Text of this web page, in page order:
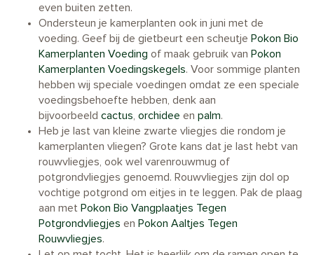
even buiten zetten.
Ondersteun je kamerplanten ook in juni met de
voeding. Geef bij de gietbeurt een scheutje Pokon Bio
Kamerplanten Voeding of maak gebruik van Pokon
Kamerplanten Voedingskegels. Voor sommige planten
hebben wij speciale voedingen omdat ze een speciale
voedingsbehoefte hebben, denk aan
bijvoorbeeld cactus orchidee en palm.
Heb je last van kleine zwarte vliegjes die rondom je
kamerplanten vliegen? Grote kans dat je last hebt van
rouwvliegjes, ook wel varenrouwmug of
potgrondvliegjes genoemd. Rouwvliegjes zijn dol op
vochtige potgrond om eitjes in te leggen. Pak de plaag
aan met Pokon Bio Vangplaatjes Tegen
Potgrondvliegjes en Pokon Aaltjes Tegen
Rouwvliegjes.